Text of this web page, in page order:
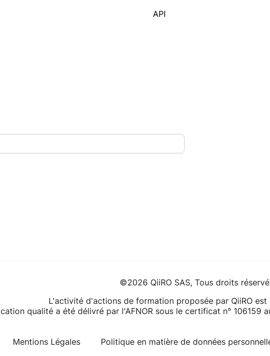
API
©2026 QiiRO SAS, Tous droits
L'activité d'actions de formation proposée par QiiRO est
qualité a été délivré par l'AFNOR sous le certificat n° 106159
Mentions Légales Politique en matière de données